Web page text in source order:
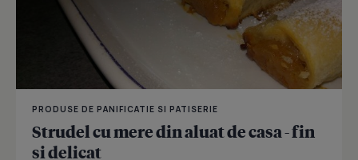
PRODUSE DE PANIFICATIE SI PATISERIE
Strudel cu mere din aluat de casa - fin
si delicat